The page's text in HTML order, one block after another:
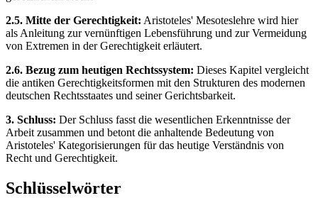
2.5. Mitte der Gerechtigkeit: Aristoteles' Mesoteslehre wird hier
als Anleitung zur vernünftigen Lebensführung und zur Vermeidung
von Extremen in der Gerechtigkeit erläutert.
2.6. Bezug zum heutigen Rechtssystem: Dieses Kapitel vergleicht
die antiken Gerechtigkeitsformen mit den Strukturen des modernen
deutschen Rechtsstaates und seiner Gerichtsbarkeit.
3. Schluss: Der Schluss fasst die wesentlichen Erkenntnisse der
Arbeit zusammen und betont die anhaltende Bedeutung von
Aristoteles' Kategorisierungen für das heutige Verständnis von
Recht und Gerechtigkeit.
Schlüsselwörter